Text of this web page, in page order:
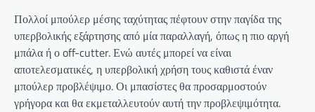
Πολλοί μπούλερ μέσης ταχύτητας πέφτουν στην παγίδα της
υπερβολικής εξάρτησης από μία παραλλαγή, όπως η πιο αργή
μπάλα ή ο off-cutter. Ενώ αυτές μπορεί να είναι
αποτελεσματικές, η υπερβολική χρήση τους καθιστά έναν
μπούλερ προβλέψιμο. Οι μπασίστες θα προσαρμοστούν
γρήγορα και θα εκμεταλλευτούν αυτή την προβλεψιμότητα.